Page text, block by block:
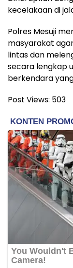
kecelakaan di
Polres Mesuji
masyarakat
lintas dan
secara lengkap
berkendara
Post Views: 503